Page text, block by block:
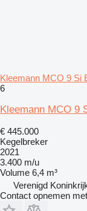
Kleemann MCO 9 Si
6
Kleemann MCO 9
€ 445.000
Kegelbreker
2021
3.400 m/u
Volume 6,4 m³
Verenigd
Contact opnemen